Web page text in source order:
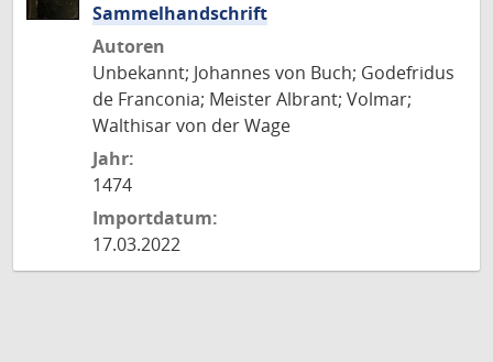
Sammelhandschrift
Autoren
Unbekannt; Johannes von Buch; Godefridus
de Franconia; Meister Albrant; Volmar;
Walthisar von der Wage
Jahr:
1474
Importdatum:
17.03.2022